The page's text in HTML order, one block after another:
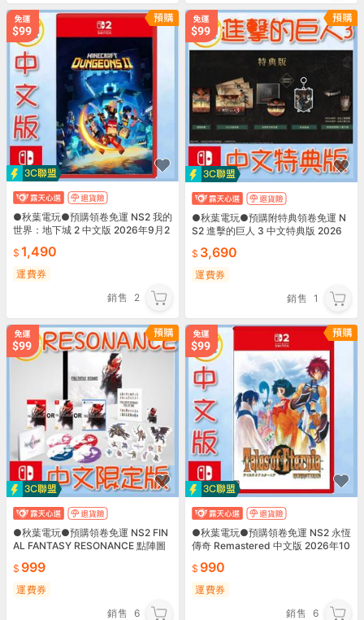
●秋葉電玩●預購領卷免運 NS2 我的
世界：地下城 2 中文版 2026年9月2
1,490
運費券
銷售
2
●秋葉電玩●預購附特典領卷免運 N
S2 進擊的巨人 3 中文特典版 2026
3,690
運費券
銷售 1
●秋葉電玩●預購領卷免運 NS2 FIN
AL FANTASY RESONANCE 點陣圖
999
運費券
銷售 6
●秋葉電玩●預購領卷免運 NS2 永恆
傳奇 Remastered 中文版 2026年10
990
運費券
銷售 6